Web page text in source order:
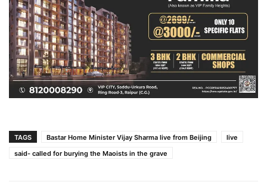
TAGS Bastar Home Minister Vijay Sharma live from Beijing
live
said- called for burying the Maoists in the grave